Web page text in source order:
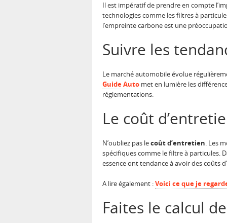
Il est impératif de prendre en compte
technologies comme les filtres à
l’empreinte carbone est une
Suivre les
Le marché automobile évolue
Guide Auto met en lumière les
réglementations.
Le coût
N’oubliez pas lecoût d’entretien. Les
spécifiques comme le filtre à particules.
essence ont tendance à avoir des coûts
A lire également :Voici ce que je
Faites le calcul